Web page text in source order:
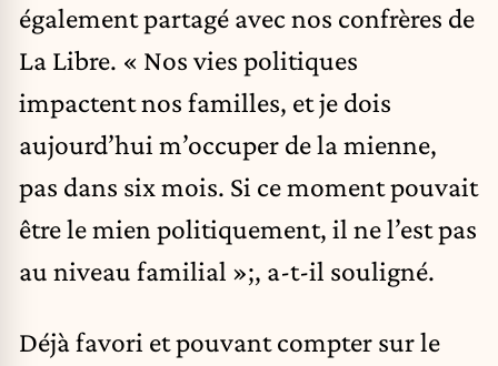
également partagé avec nos confrères de
La Libre. « Nos vies politiques
impactent nos familles, et je dois
aujourd’hui m’occuper de la mienne,
pas dans six mois. Si ce moment pouvait
être le mien politiquement, il ne l’est pas
au niveau familial »;, a-t-il souligné.
Déjà favori et pouvant compter sur le